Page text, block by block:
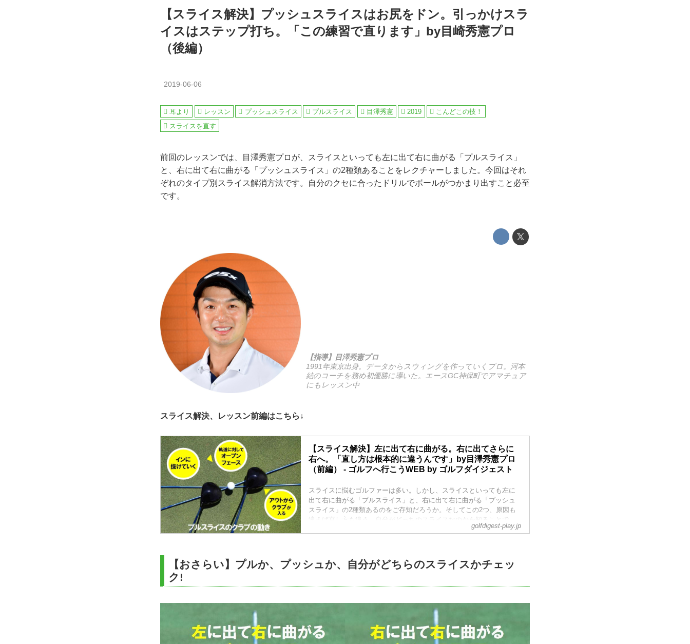
【スライス解決】プッシュスライスはお尻をドン。引っかけスラ
イスはステップ打ち。「この練習で直ります」by目崎秀憲プロ
（後編）
2019-06-06
耳より レッスン プッシュスライス プルスライス 目澤秀憲 2019
こんどこの技！
スライスを直す
前回のレッスンでは、目澤秀憲プロが、スライスといっても左に出て右に曲がる「プルスライス」
と、右に出て右に曲がる「プッシュスライス」の2種類あることをレクチャーしました。今回はそれ
ぞれのタイプ別スライス解消方法です。自分のクセに合ったドリルでボールがつかまり出すこと必至
です。
【指導】目澤秀憲プロ
1991年東京出身。データからスウィングを作っていくプロ。河本
結のコーチを務め初優勝に導いた。エースGC神保町でアマチュア
にもレッスン中
スライス解決、レッスン前編はこちら↓
【スライス解決】左に出て右に曲がる。右に出てさらに
右へ。「直し方は根本的に違うんです」by目澤秀憲プロ
（前編） - ゴルフへ行こうWEB by ゴルフダイジェスト
スライスに悩むゴルファーは多い。しかし、スライスといっても左に
出て右に曲がる「プルスライス」と、右に出て右に曲がる「プッシュ
スライス」の2種類あるのをご存知だろうか。そしてこの2つ、原因も
違えば直し方も違う。自分がどっちのスライスなのかを知ることで、
正しい解決法が分かるという目澤秀憲プロに話を聞いた。golfdigest-play.jp
【おさらい】プルか、プッシュか、自分がどちらのスライスかチェッ
ク!